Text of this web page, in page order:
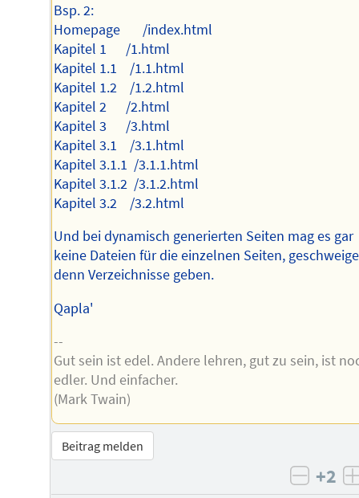
Bsp. 2:
Homepage /index.html
Kapitel 1 /1.html
Kapitel 1.1 /1.1.html
Kapitel 1.2 /1.2.html
Kapitel 2 /2.html
Kapitel 3 /3.html
Kapitel 3.1 /3.1.html
Kapitel 3.1.1 /3.1.1.html
Kapitel 3.1.2 /3.1.2.html
Kapitel 3.2 /3.2.html
Und bei dynamisch generierten Seiten mag es gar
keine Dateien für die einzelnen Seiten, geschweige
denn Verzeichnisse geben.
Qapla'
--
Gut sein ist edel. Andere lehren, gut zu sein, ist
edler. Und einfacher.
(Mark Twain)
Beitrag melden
+2